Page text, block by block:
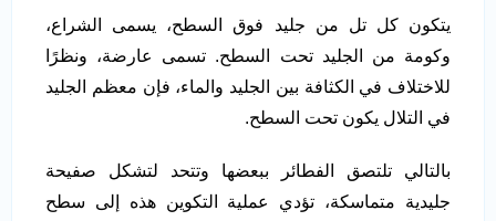
يتكون كل تل من جليد فوق السطح، يسمى الشراع،
وكومة من الجليد تحت السطح. تسمى عارضة، ونظرًا
للاختلاف في الكثافة بين الجليد والماء، فإن معظم الجليد
في التلال يكون تحت السطح.
بالتالي تلتصق الفطائر ببعضها وتتحد لتشكل صفيحة
جليدية متماسكة، تؤدي عملية التكوين هذه إلى سطح